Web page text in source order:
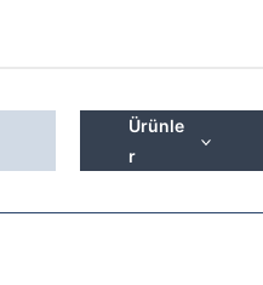
Ürünle
r